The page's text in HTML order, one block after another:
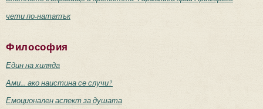
чети по-нататък
Философия
Един на хиляда
Ами... ако наистина се случи?
Емоционален аспект за душата